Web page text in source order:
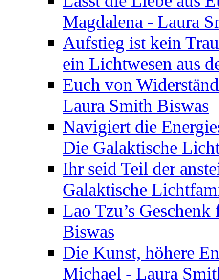
Magdalena - Laura
Aufstieg ist kein
ein Lichtwesen aus
Euch von
Laura Smith Biswas
Navigiert die
Die Galaktische
Ihr seid Teil der
Galaktische
Lao Tzu’s
Biswas
Die Kunst, höhere
Michael - Laura